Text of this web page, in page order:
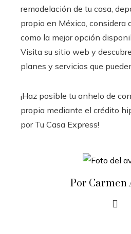
remodelación de tu casa,
propio en México, considera
como la mejor opción
Visita su sitio web y
planes y servicios que
¡Haz posible tu anhelo de
propia mediante el crédito
por Tu Casa Express!
Por Carmen